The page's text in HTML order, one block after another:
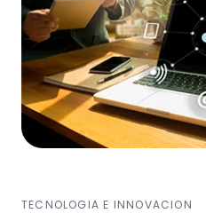
TECNOLOGIA E INNOVACION